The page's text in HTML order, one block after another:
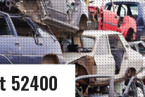
52400